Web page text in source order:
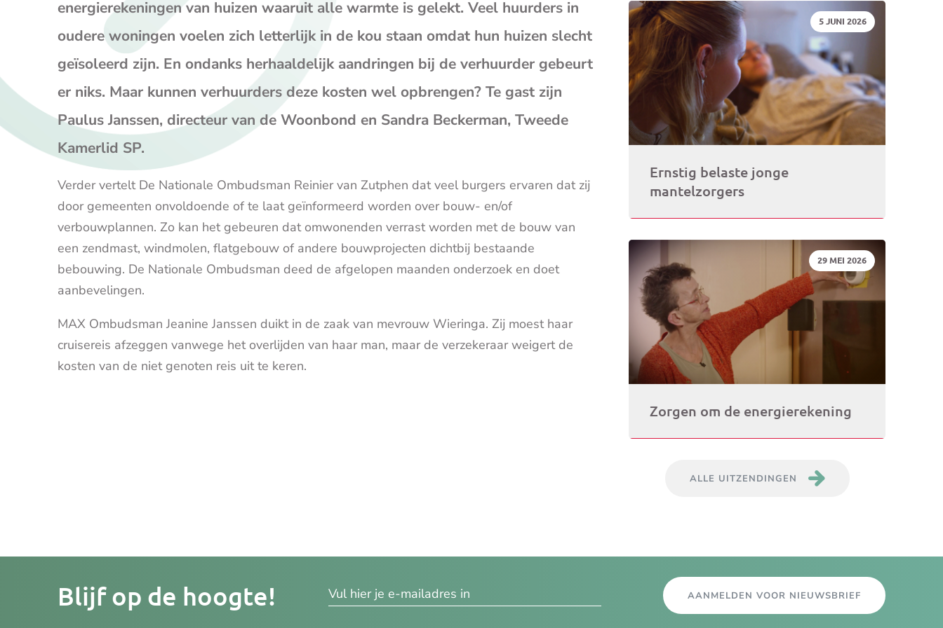
Facebook
mail
(opent
je
mailprogramma)
energierekeningen van huizen waaruit alle warmte is gelekt. Veel huurders in
oudere woningen voelen zich letterlijk in de kou staan omdat hun huizen slecht
geïsoleerd zijn. En ondanks herhaaldelijk aandringen bij de verhuurder gebeurt
er niks. Maar kunnen verhuurders deze kosten wel opbrengen? Te gast zijn
Paulus Janssen, directeur van de Woonbond en Sandra Beckerman, Tweede
Kamerlid SP.
Verder vertelt De Nationale Ombudsman Reinier van Zutphen dat veel burgers ervaren dat zij
door gemeenten onvoldoende of te laat geïnformeerd worden over bouw- en/of
verbouwplannen. Zo kan het gebeuren dat omwonenden verrast worden met de bouw van
een zendmast, windmolen, flatgebouw of andere bouwprojecten dichtbij bestaande
bebouwing. De Nationale Ombudsman deed de afgelopen maanden onderzoek en doet
aanbevelingen.
MAX Ombudsman Jeanine Janssen duikt in de zaak van mevrouw Wieringa. Zij moest haar
cruisereis afzeggen vanwege het overlijden van haar man, maar de verzekeraar weigert de
kosten van de niet genoten reis uit te keren.
DATUM:
5 JUNI 2026
Ernstig belaste jonge
mantelzorgers
DATUM:
29 MEI 2026
Zorgen om de energierekening
ALLE UITZENDINGEN
Blijf op de hoogte! AANMELDEN VOOR NIEUWSBRIEF